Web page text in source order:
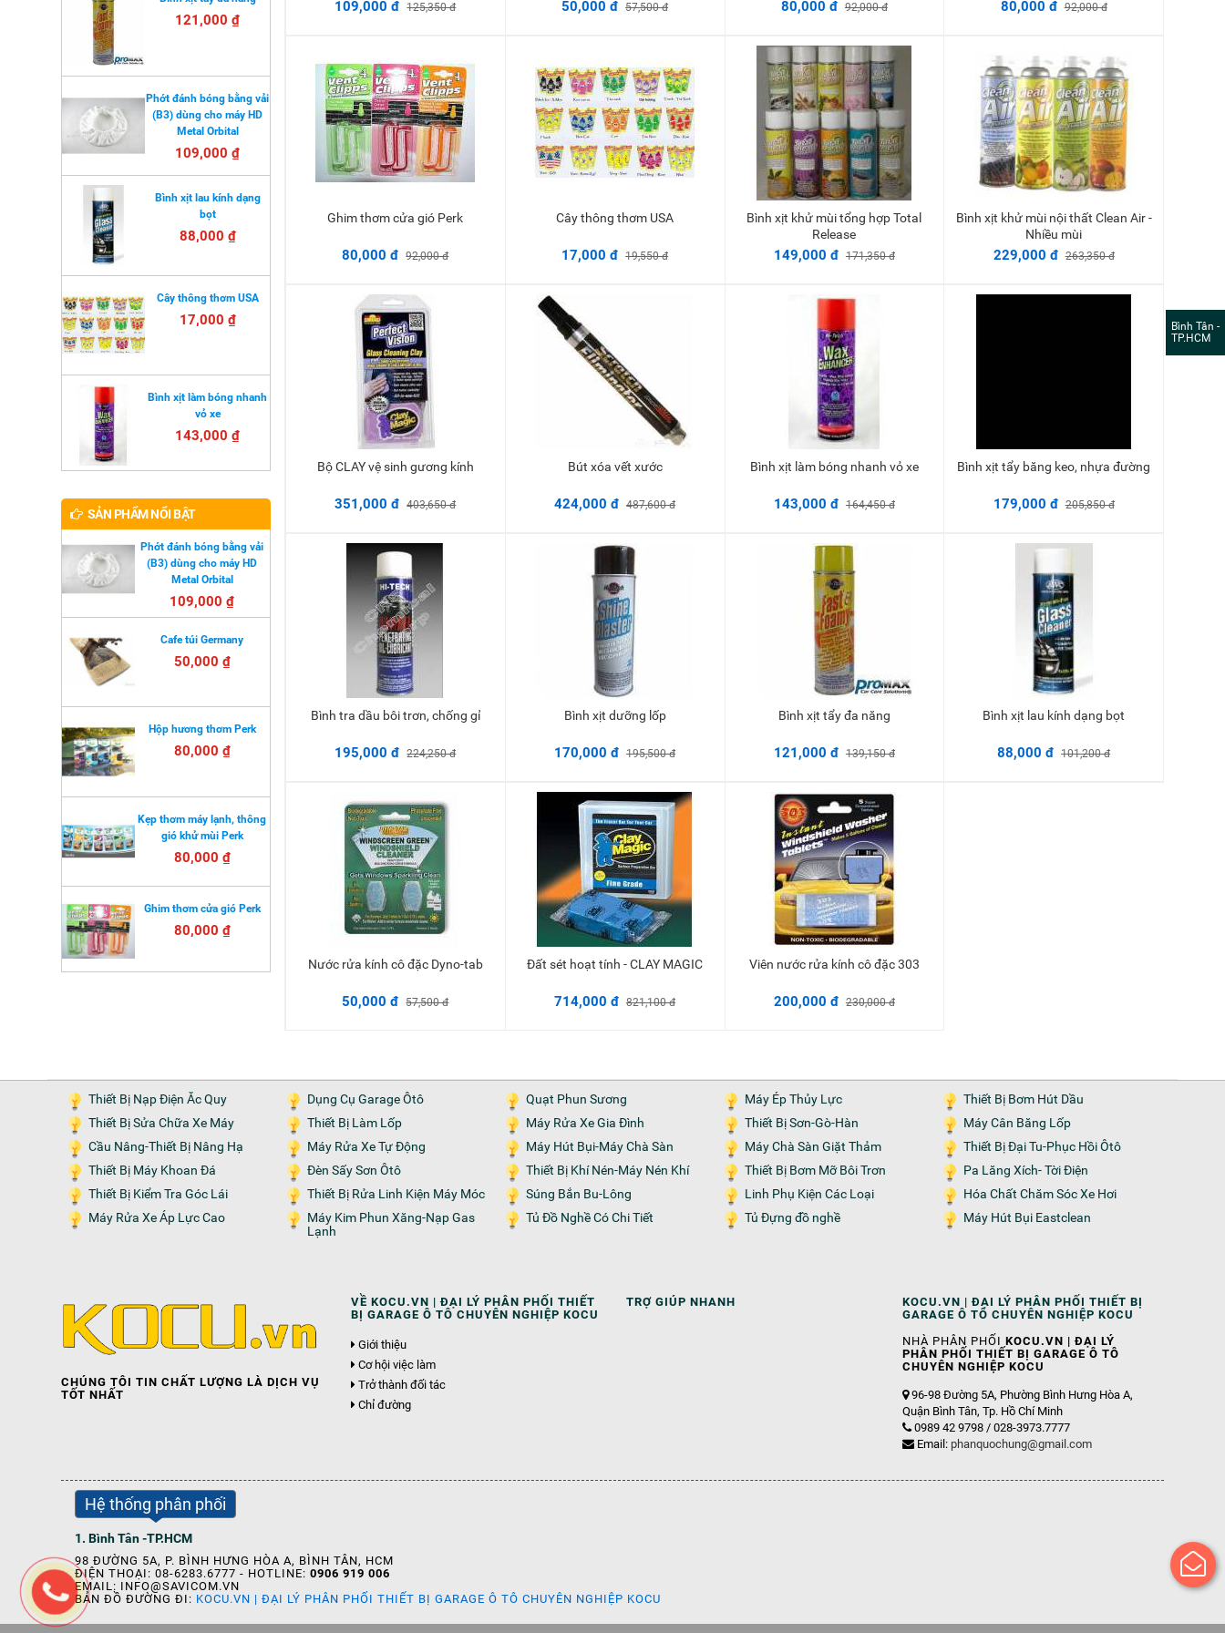
109,000 đ 125,350 đ 50,000 đ 57,500 đ 80,000 đ 92,000 đ 80,000 đ 92,000 đ
Thêm vào giỏ
Ghim thơm cửa gió Perk
80,000 đ 92,000 đ
Thêm vào giỏ
Cây thông thơm USA
17,000 đ 19,550 đ
Thêm vào giỏ
Bình xịt khử mùi tổng hợp Total
Release
149,000 đ 171,350 đ
Thêm vào giỏ
Bình xịt khử mùi nội thất Clean Air -
Nhiều mùi
229,000 đ 263,350 đ
Thêm vào giỏ
Bộ CLAY vệ sinh gương kính
351,000 đ 403,650 đ
Thêm vào giỏ
Bút xóa vết xước
424,000 đ 487,600 đ
Thêm vào giỏ
Bình xịt làm bóng nhanh vỏ xe
143,000 đ 164,450 đ
Thêm vào giỏ
Bình xịt tẩy băng keo, nhựa đường
179,000 đ 205,850 đ
Thêm vào giỏ
Bình tra dầu bôi trơn, chống gỉ
195,000 đ 224,250 đ
Thêm vào giỏ
Bình xịt dưỡng lốp
170,000 đ 195,500 đ
Thêm vào giỏ
Bình xịt tẩy đa năng
121,000 đ 139,150 đ
Thêm vào giỏ
Bình xịt lau kính dạng bọt
88,000 đ 101,200 đ
Thêm vào giỏ
Nước rửa kính cô đặc Dyno-tab
50,000 đ 57,500 đ
Thêm vào giỏ
Đất sét hoạt tính - CLAY MAGIC
714,000 đ 821,100 đ
Thêm vào giỏ
Viên nước rửa kính cô đặc 303
200,000 đ 230,000 đ
121,000 ₫
Phớt đánh bóng bằng vải
(B3) dùng cho máy HD
Metal Orbital
109,000 ₫
Bình xịt lau kính dạng
bọt
88,000 ₫
Cây thông thơm USA
17,000 ₫
Bình xịt làm bóng nhanh
vỏ xe
143,000 ₫
SẢN PHẨM NỔI BẬT
Phớt đánh bóng bằng vải
(B3) dùng cho máy HD
Metal Orbital
109,000 ₫
Cafe túi Germany
50,000 ₫
Hộp hương thơm Perk
80,000 ₫
Kẹp thơm máy lạnh, thông
gió khử mùi Perk
80,000 ₫
Ghim thơm cửa gió Perk
80,000 ₫
Thiết Bị Nạp Điện Ăc Quy Dụng Cụ Garage Ôtô Quạt Phun Sương Máy Ép Thủy Lực
Thiết Bị Bơm Hút Dầu
Thiết Bị Sửa Chữa Xe Máy
Thiết Bị Làm Lốp Máy Rửa Xe Gia Đình Thiết Bị Sơn-Gò-Hàn
Máy Cân Băng Lốp
Cầu Nâng-Thiết Bị Nâng Hạ
Máy Rửa Xe Tự Động Máy Hút Bụi-Máy Chà Sàn Máy Chà Sàn Giặt Thảm
Thiết Bị Đại Tu-Phục Hồi Ôtô
Thiết Bị Máy Khoan Đá
Đèn Sấy Sơn Ôtô Thiết Bị Khí Nén-Máy Nén Khí Thiết Bị Bơm Mỡ Bôi Trơn
Pa Lăng Xích- Tời Điện
Thiết Bị Kiểm Tra Góc Lái
Thiết Bị Rửa Linh Kiện Máy Móc Súng Bắn Bu-Lông Linh Phụ Kiện Các Loại
Hóa Chất Chăm Sóc Xe Hơi
Máy Rửa Xe Áp Lực Cao
Máy Kim Phun Xăng-Nạp Gas
Lạnh
Tủ Đồ Nghề Có Chi Tiết Tủ Đựng đồ nghề Máy Hút Bụi Eastclean
CHÚNG TÔI TIN CHẤT LƯỢNG LÀ DỊCH VỤ
TỐT NHẤT
VỀ KOCU.VN | ĐẠI LÝ PHÂN PHỐI THIẾT
BỊ GARAGE Ô TÔ CHUYÊN NGHIỆP KOCU
Giới thiệu
Cơ hội việc làm
Trở thành đối tác
Chỉ đường
TRỢ GIÚP NHANH
KOCU.VN | ĐẠI LÝ PHÂN PHỐI THIẾT BỊ
GARAGE Ô TÔ CHUYÊN NGHIỆP KOCU
NHÀ PHÂN PHỐI KOCU.VN | ĐẠI LÝ
PHÂN PHỐI THIẾT BỊ GARAGE Ô TÔ
CHUYÊN NGHIỆP KOCU
96-98 Đường 5A, Phường Bình Hưng Hòa A,
Quận Bình Tân, Tp. Hồ Chí Minh
0989 42 9798 / 028-3973.7777
Email: phanquochung@gmail.com
Hệ thống phân phối
1. Bình Tân -TP.HCM
98 ĐƯỜNG 5A, P. BÌNH HƯNG HÒA A, BÌNH TÂN, HCM
ĐIỆN THOẠI: 08-6283.6777 - HOTLINE: 0906 919 006
EMAIL: INFO@SAVICOM.VN
BẢN ĐỒ ĐƯỜNG ĐI: KOCU.VN | ĐẠI LÝ PHÂN PHỐI THIẾT BỊ GARAGE Ô TÔ CHUYÊN NGHIỆP KOCU
Bình Tân -
TP.HCM